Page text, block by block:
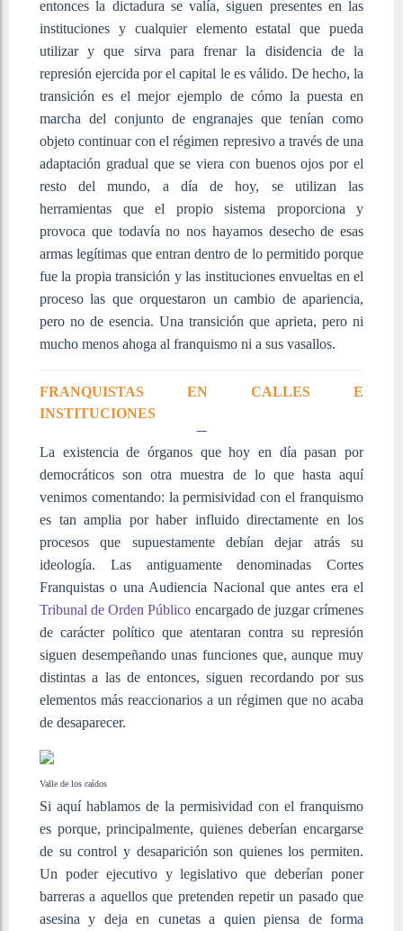
entonces la dictadura se valía, siguen presentes en las
instituciones y cualquier elemento estatal que pueda
utilizar y que sirva para frenar la disidencia de la
represión ejercida por el capital le es válido. De hecho, la
transición es el mejor ejemplo de cómo la puesta en
marcha del conjunto de engranajes que tenían como
objeto continuar con el régimen represivo a través de una
adaptación gradual que se viera con buenos ojos por el
resto del mundo, a día de hoy, se utilizan las
herramientas que el propio sistema proporciona y
provoca que todavía no nos hayamos desecho de esas
armas legítimas que entran dentro de lo permitido porque
fue la propia transición y las instituciones envueltas en el
proceso las que orquestaron un cambio de apariencia,
pero no de esencia. Una transición que aprieta, pero ni
mucho menos ahoga al franquismo ni a sus vasallos.
FRANQUISTAS EN CALLES E
INSTITUCIONES
La existencia de órganos que hoy en día pasan por
democráticos son otra muestra de lo que hasta aquí
venimos comentando: la permisividad con el franquismo
es tan amplia por haber influido directamente en los
procesos que supuestamente debían dejar atrás su
ideología. Las antiguamente denominadas Cortes
Franquistas o una Audiencia Nacional que antes era el
Tribunal de Orden Público encargado de juzgar crímenes
de carácter político que atentaran contra su represión
siguen desempeñando unas funciones que, aunque muy
distintas a las de entonces, siguen recordando por sus
elementos más reaccionarios a un régimen que no acaba
de desaparecer.
Valle de los caídos
Si aquí hablamos de la permisividad con el franquismo
es porque, principalmente, quienes deberían encargarse
de su control y desaparición son quienes los permiten.
Un poder ejecutivo y legislativo que deberían poner
barreras a aquellos que pretenden repetir un pasado que
asesina y deja en cunetas a quien piensa de forma